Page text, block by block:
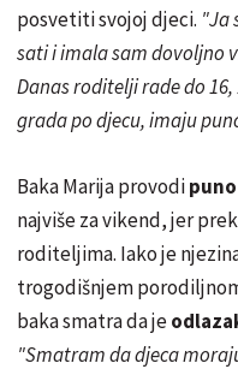
posvetiti svojoj djeci. "Ja
sati i imala sam dovoljno
Danas roditelji rade do
grada po djecu, imaju
Baka Marija provodi
najviše za vikend, jer
roditeljima. Iako je
trogodišnjem
baka smatra da je
"Smatram da djeca